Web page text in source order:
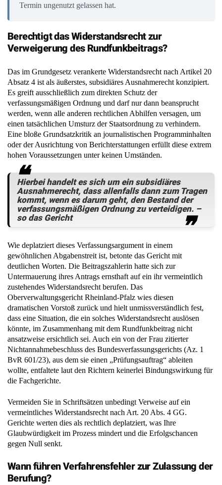
Termin ungenutzt gelassen hat.
Berechtigt das Widerstandsrecht zur
Verweigerung des Rundfunkbeitrags?
Das im Grundgesetz verankerte Widerstandsrecht nach Artikel 20
Absatz 4 ist als äußerstes, subsidiäres Ausnahmerecht konzipiert.
Es greift ausschließlich zum direkten Schutz der
verfassungsmäßigen Ordnung und darf nur dann beansprucht
werden, wenn alle anderen rechtlichen Abhilfen versagen, um
einen tatsächlichen Umsturz der Staatsordnung zu verhindern.
Eine bloße Grundsatzkritik an journalistischen Programminhalten
oder der Ausrichtung von Berichterstattungen erfüllt diese extrem
hohen Voraussetzungen unter keinen Umständen.
Hierbei handelt es sich um ein subsidiäres
Ausnahmerecht, dass allenfalls dann zum Tragen
kommt, wenn es darum geht, den Bestand der
verfassungsmäßigen Ordnung zu verteidigen. –
so das Gericht
Wie deplatziert dieses Verfassungsargument in einem
gewöhnlichen Abgabenstreit ist, betonte das Gericht mit
deutlichen Worten. Die Beitragszahlerin hatte sich zur
Untermauerung ihres Antrags ernsthaft auf ein ihr vermeintlich
zustehendes Widerstandsrecht berufen. Das
Oberverwaltungsgericht Rheinland-Pfalz wies diesen
dramatischen Vorstoß zurück und hielt unmissverständlich fest,
dass eine Situation, die ein solches Widerstandsrecht auslösen
könnte, im Zusammenhang mit dem Rundfunkbeitrag nicht
ansatzweise ersichtlich sei. Auch ein von der Frau zitierter
Nichtannahmebeschluss des Bundesverfassungsgerichts (Az. 1
BvR 601/23), aus dem sie einen „Prüfungsauftrag“ ableiten
wollte, entfaltete laut den Richtern keinerlei Bindungswirkung für
die Fachgerichte.
Vermeiden Sie in Schriftsätzen unbedingt Verweise auf ein
vermeintliches Widerstandsrecht nach Art. 20 Abs. 4 GG.
Gerichte werten dies als rechtlich deplatziert, was Ihre
Glaubwürdigkeit im Prozess mindert und die Erfolgschancen
gegen Null senkt.
Wann führen Verfahrensfehler zur Zulassung der
Berufung?